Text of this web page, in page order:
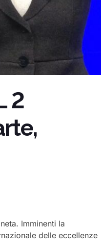
2
Imminenti la
delle eccellenze